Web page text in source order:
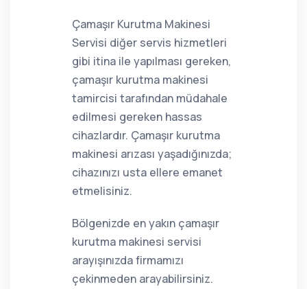
Çamaşır Kurutma Makinesi
Servisi diğer servis hizmetleri
gibi itina ile yapılması gereken,
çamaşır kurutma makinesi
tamircisi tarafından müdahale
edilmesi gereken hassas
cihazlardır. Çamaşır kurutma
makinesi arızası yaşadığınızda;
cihazınızı usta ellere emanet
etmelisiniz.
Bölgenizde en yakın çamaşır
kurutma makinesi servisi
arayışınızda firmamızı
çekinmeden arayabilirsiniz.